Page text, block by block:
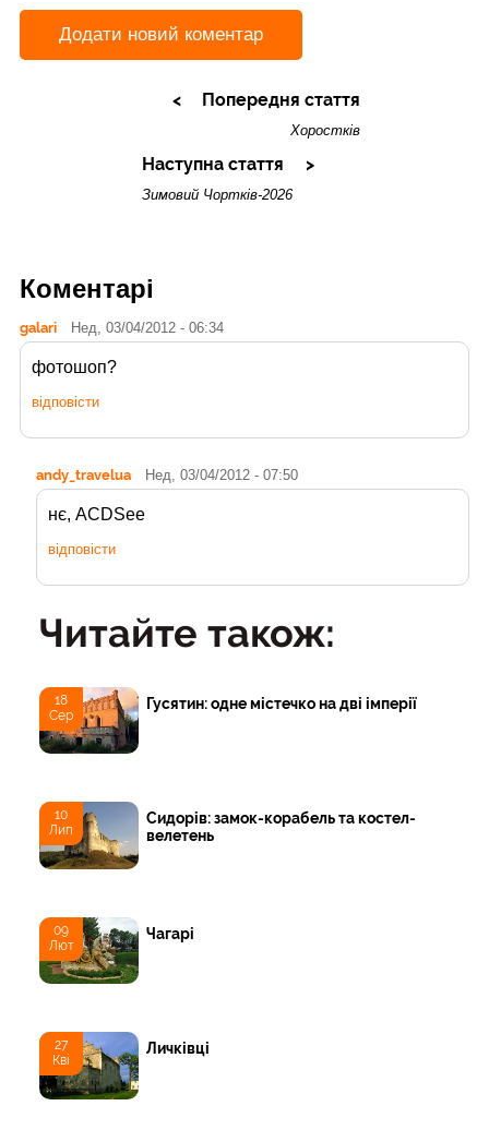
Додати новий коментар
Попередня стаття
Хоростків
Наступна стаття
Зимовий Чортків-2026
Коментарі
galari Нед, 03/04/2012 - 06:34
фотошоп?
відповісти
andy_travelua Нед, 03/04/2012 - 07:50
нє, ACDSee
відповісти
Читайте також:
18
Сер
Гусятин: одне містечко на дві імперії
10
Лип
Сидорів: замок-корабель та костел-
велетень
09
Лют
Чагарі
27
Кві
Личківці